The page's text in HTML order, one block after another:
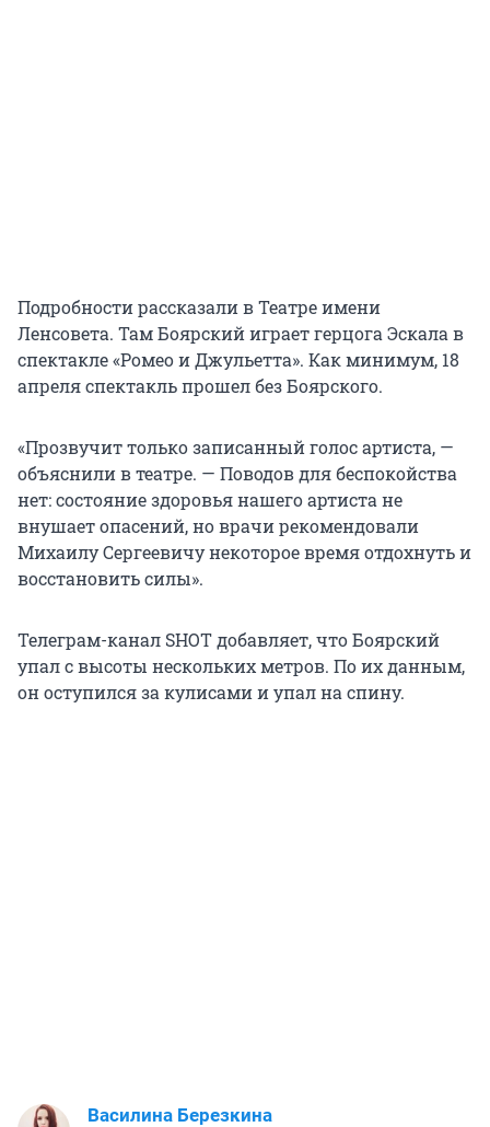
Подробности рассказали в Театре имени
Ленсовета. Там Боярский играет герцога Эскала в
спектакле «Ромео и Джульетта». Как минимум, 18
апреля спектакль прошел без Боярского.
«Прозвучит только записанный голос артиста, —
объяснили в театре. — Поводов для беспокойства
нет: состояние здоровья нашего артиста не
внушает опасений, но врачи рекомендовали
Михаилу Сергеевичу некоторое время отдохнуть и
восстановить силы».
Телеграм-канал SHOT добавляет, что Боярский
упал с высоты нескольких метров. По их данным,
он оступился за кулисами и упал на спину.
Василина Березкина